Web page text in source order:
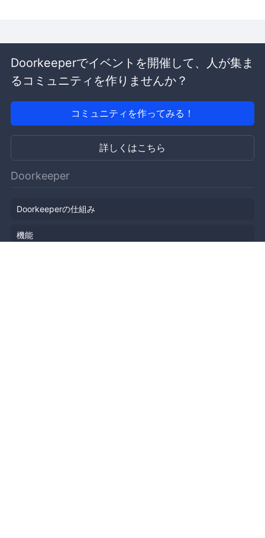
Doorkeeperでイベントを開催して、人が集ま
るコミュニティを作りませんか？
コミュニティを作ってみる！
詳しくはこちら
Doorkeeper
Doorkeeperの仕組み
機能